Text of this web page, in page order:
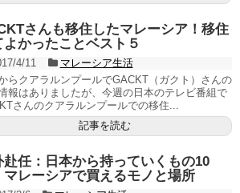
さんも移住したマレーシア！移住
よかったことベスト５
4/11
マレーシア生活
らクアラルンプールでGACKT（ガクト）さんの
報はありましたが、今週の日本のテレビ番組で
さんのクアラルンプールでの移住...
記事を読む
赴任：日本から持っていくもの10
マレーシアで買えるモノと場所